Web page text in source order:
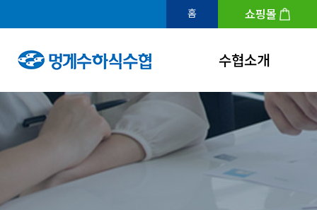
홈 쇼핑몰
수협소개
인사말
연혁
조직도